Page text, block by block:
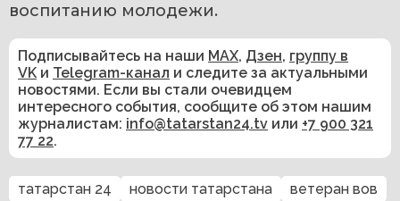
воспитанию молодежи.
Подписывайтесь на наши MAX, Дзен, группу в
VK и Telegram-канал и следите за актуальными
новостями. Если вы стали очевидцем
интересного события, сообщите об этом нашим
журналистам: info@tatarstan24.tv или +7 900 321
77 22.
татарстан 24 новости татарстана
ветеран вов